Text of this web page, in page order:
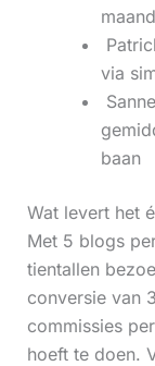
via
baan
Wat levert het
Met 5 blogs
tientallen
conversie van
commissies
hoeft te doen.